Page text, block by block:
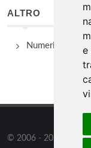
e
ALTRO
Numeri Utili
© 2006 - 2026